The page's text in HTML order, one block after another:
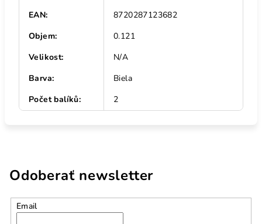
EAN:
8720287123682
Objem:
0.121
Velikost:
N/A
Barva:
Biela
Počet balíků: 2
Odoberať newsletter
Email